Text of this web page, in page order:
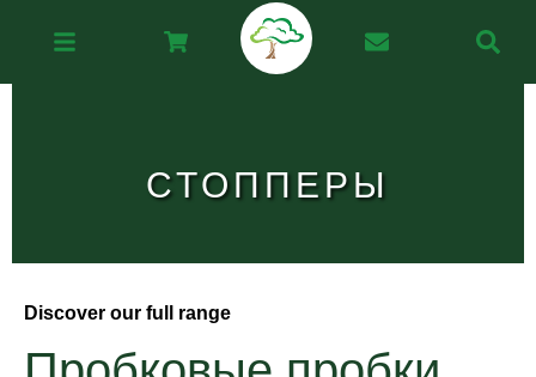
СТОППЕРЫ
Discover our full range